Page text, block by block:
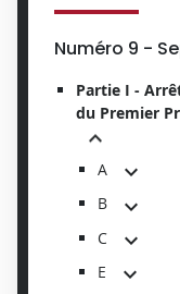
Numéro 9 -
Partie I -
du Premier
A
B
C
E